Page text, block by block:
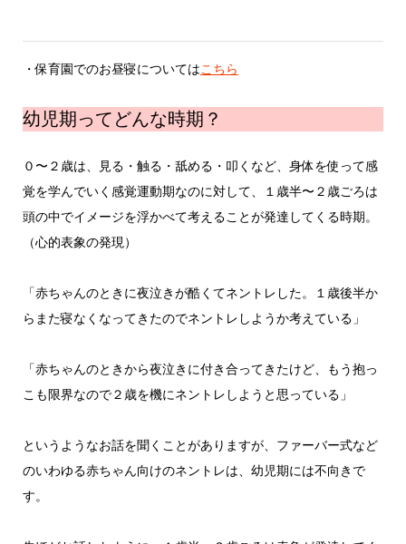
・保育園でのお昼寝についてはこちら
幼児期ってどんな時期？
０〜２歳は、見る・触る・舐める・叩くなど、身体を使って感
覚を学んでいく感覚運動期なのに対して、１歳半〜２歳ごろは
頭の中でイメージを浮かべて考えることが発達してくる時期。
（心的表象の発現）
「赤ちゃんのときに夜泣きが酷くてネントレした。１歳後半か
らまた寝なくなってきたのでネントレしようか考えている」
「赤ちゃんのときから夜泣きに付き合ってきたけど、もう抱っ
こも限界なので２歳を機にネントレしようと思っている」
というようなお話を聞くことがありますが、ファーバー式など
のいわゆる赤ちゃん向けのネントレは、幼児期には不向きで
す。